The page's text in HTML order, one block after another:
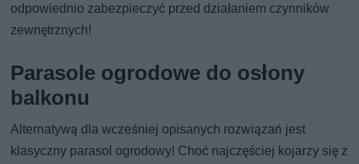
odpowiednio zabezpieczyć przed działaniem czynników
zewnętrznych!
Parasole ogrodowe do osłony
balkonu
Alternatywą dla wcześniej opisanych rozwiązań jest
klasyczny parasol ogrodowy! Choć najczęściej kojarzy się z